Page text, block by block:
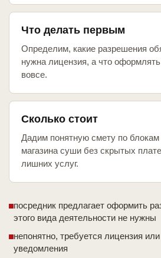
Что делать первым
Определим, какие разрешения
нужна лицензия, а что
вовсе.
Сколько стоит
Дадим понятную смету по
магазина суши без скрытых
лишних услуг.
посредник предлагает оформить
этого вида деятельности не нужны
непонятно, требуется лицензия
уведомления